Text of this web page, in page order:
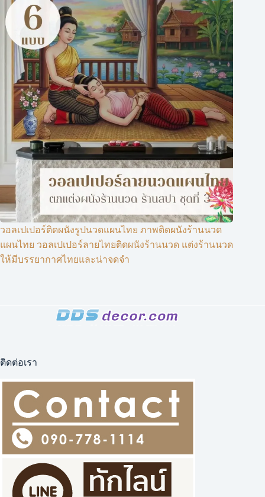
วอลเปเปอร์ติดผนังรูปนวดแผนไทย ภาพติดผนังร้านนวด
แผนไทย วอลเปเปอร์ลายไทยติดผนังร้านนวด แต่งร้านนวด
ให้มีบรรยากาศไทยและน่าจดจำ
ติดต่อเรา